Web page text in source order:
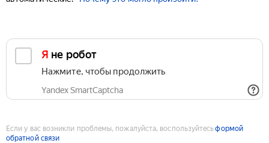
Я не робот
Нажмите, чтобы продолжить
Yandex SmartCaptcha
Если у вас возникли проблемы, пожалуйста, воспользуйтесьформой
обратной связи